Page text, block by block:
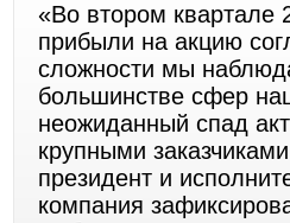
«Во втором квартале
прибыли на акцию
сложности мы
большинстве сфер
неожиданный спад
крупными
президент и
компания